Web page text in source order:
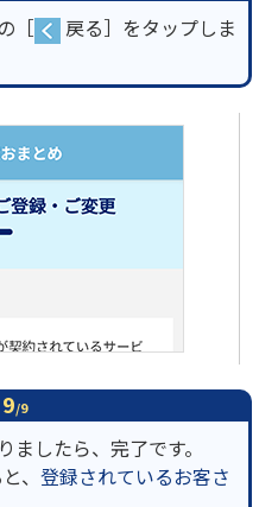
［
戻る］をタップしま
9/9
したら、完了です。
、 登録されているお客さ